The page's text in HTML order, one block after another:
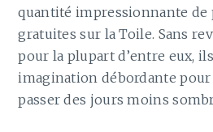
quantité impressionnante de
gratuites sur la Toile. Sans
pour la plupart d’entre eux,
imagination débordante
passer des jours moins